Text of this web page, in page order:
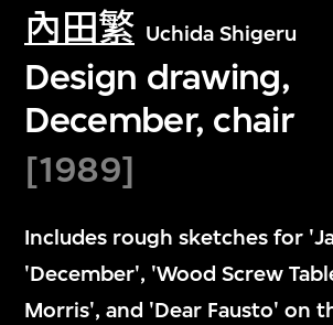
內田繁 Uchida Shigeru
Design drawing,
December, chair
[1989]
Includes rough sketches for
'December', 'Wood Screw
Morris', and 'Dear Fausto' on
文化藏品。